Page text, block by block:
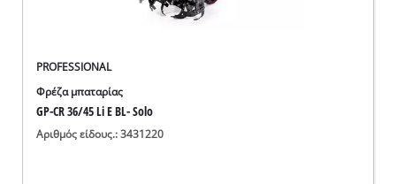
PROFESSIONAL
Φρέζα μπαταρίας
GP-CR 36/45 Li E BL- Solo
Αριθμός είδους.: 3431220